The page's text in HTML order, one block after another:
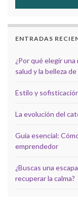
ENTRADAS
¿Por qué elegir
salud y la belleza
Estilo y
La evolución del
Guía esencial:
emprendedor
¿Buscas una
recuperar la calma?